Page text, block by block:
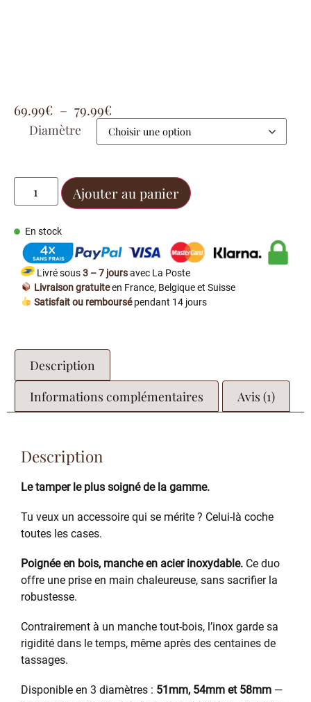
69.99€ – 79.99€
Diamètre
Ajouter au panier
En stock
Livré sous3 – 7 joursavec La Poste
Livraison gratuiteen France, Belgique et Suisse
Satisfait ou remboursépendant 14 jours
Description
Informations complémentaires
Avis (1)
Description
Le tamper le plus soigné de la gamme.
Tu veux un accessoire qui se mérite ? Celui-là coche
toutes les cases.
Poignée en bois, manche en acier inoxydable. Ce duo
offre une prise en main chaleureuse, sans sacrifier la
robustesse.
Contrairement à un manche tout-bois, l’inox garde sa
rigidité dans le temps, même après des centaines de
tassages.
Disponible en 3 diamètres : 51mm, 54mm et 58mm —